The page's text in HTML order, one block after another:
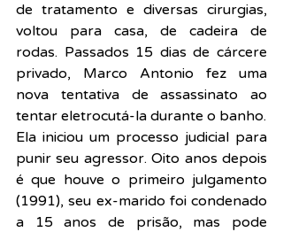
de tratamento e diversas cirurgias,
voltou para casa, de cadeira de
rodas. Passados 15 dias de cárcere
privado, Marco Antonio fez uma
nova tentativa de assassinato ao
tentar eletrocutá-la durante o banho.
Ela iniciou um processo judicial para
punir seu agressor. Oito anos depois
é que houve o primeiro julgamento
(1991), seu ex-marido foi condenado
a 15 anos de prisão, mas pode